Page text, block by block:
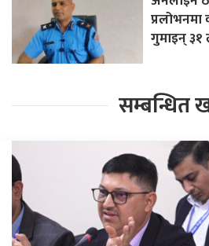
गुमाइन्
सम्बन्धित